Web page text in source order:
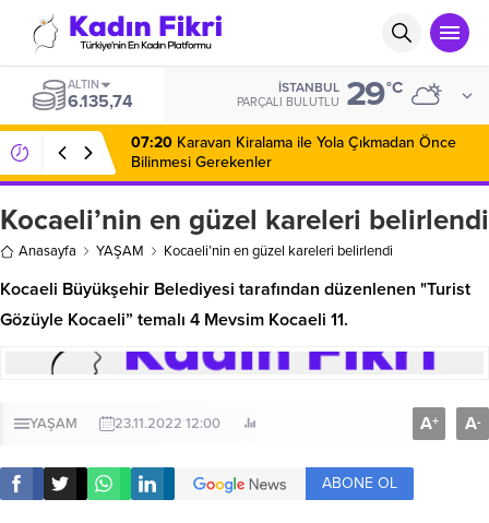
ALTIN
6.135,74
İSTANBUL
PARÇALI BULUTLU 29°C
07:20 Karavan Kiralama ile Yola Çıkmadan Önce
Bilinmesi Gerekenler
Kocaeli’nin en güzel kareleri belirlendi
Anasayfa YAŞAM Kocaeli’nin en güzel kareleri belirlendi
Kocaeli Büyükşehir Belediyesi tarafından düzenlenen "Turist
Gözüyle Kocaeli” temalı 4 Mevsim Kocaeli 11.
YAŞAM 23.11.2022 12:00 A+ A-
ABONE OL